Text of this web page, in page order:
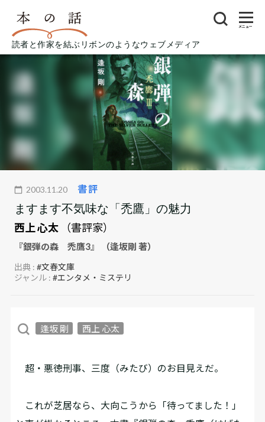
読者と作家を結ぶリボンのようなウェブメディア
メニュー
2003.11.20 書評
ますます不気味な「禿鷹」の魅力
西上 心太
（書評家）
『銀弾の森 禿鷹3』 （逢坂剛 著）
出典 :#文春文庫
ジャンル :#エンタメ・ミステリ
逢坂 剛 西上 心太
超・悪徳刑事、三度（みたび）のお目見えだ。
これが芝居なら、大向こうから「待ってました！」